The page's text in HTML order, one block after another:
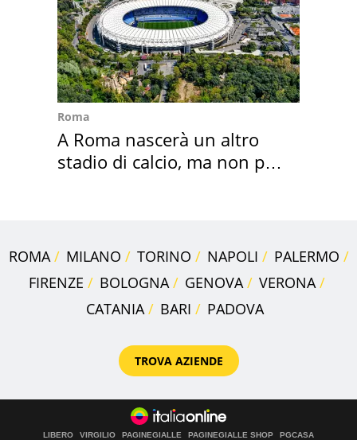
Roma
A Roma nascerà un altro
stadio di calcio, ma non per
ROMA MILANO TORINO NAPOLI
PALERMO
FIRENZE
BOLOGNA GENOVA
VERONA
CATANIA
BARI PADOVA
TROVA AZIENDE
LIBERO VIRGILIO PAGINEGIALLE PAGINEGIALLE SHOP
PGCASA